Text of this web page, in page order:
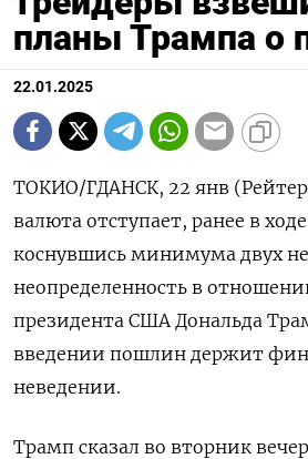
планы Трампа о
22.01.2025
ТОКИО/ГДАНСК, 22 янв
валюта отступает, ранее в
коснувшись минимума двух
неопределенность в
президента США Дональда
введении пошлин держит
неведении.
Трамп сказал во вторник